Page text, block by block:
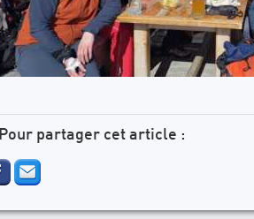
Pour partager cet article :